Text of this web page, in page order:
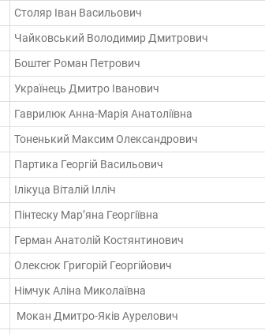
Столяр Іван Васильович
Чайковський Володимир Дмитрович
Боштег Роман Петрович
Українець Дмитро Іванович
Гаврилюк Анна-Марія Анатоліївна
Тоненький Максим Олександрович
Партика Георгій Васильович
Ілікуца Віталій Ілліч
Пінтеску Мар’яна Георгіївна
Герман Анатолій Костянтинович
Олексюк Григорій Георгійович
Німчук Аліна Миколаївна
Мокан Дмитро-Яків Аурелович